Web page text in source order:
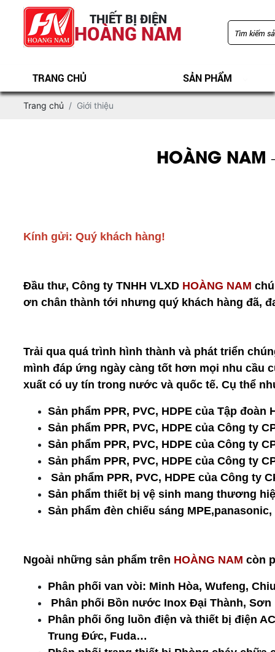
THIẾT BỊ ĐIỆN
HOÀNG NAM
TRANG CHỦ SẢN PHẨM
Trang chủ Giới thiệu
HOÀNG NAM
Kính gửi: Quý khách hàng!
Đầu thư, Công ty TNHH VLXD HOÀNG NAM
ơn chân thành tới nhưng quý khách hàng đã,
Trải qua quá trình hình thành và phát triển
mình đáp ứng ngày càng tốt hơn mọi nhu cầu
xuất có uy tín trong nước và quốc tế. Cụ thể
Sản phẩm PPR, PVC, HDPE của Tập đoàn
Sản phẩm PPR, PVC, HDPE của Công ty
Sản phẩm PPR, PVC, HDPE của Công ty
Sản phẩm PPR, PVC, HDPE của Công ty
Sản phẩm PPR, PVC, HDPE của Công ty
Sản phẩm thiết bị vệ sinh mang thương
Sản phẩm đèn chiếu sáng
Ngoài những sản phẩm trên HOÀNG NAM còn
Phân phối van vòi: Minh Hòa, Wufeng,
Phân phối Bồn nước Inox Đại Thành, Sơn
Phân phối ống luồn điện và thiết bị điện
Trung Đức, Fuda…